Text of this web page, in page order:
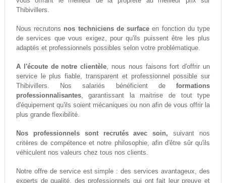
Thibivillers.
Nous recrutons nos techniciens de surface en fonction du type
de services que vous exigez, pour qu'ils puissent être les plus
adaptés et professionnels possibles selon votre problématique.
A l'écoute de notre clientèle, nous nous faisons fort d'offrir un
service le plus fiable, transparent et professionnel possible sur
Thibivillers. Nos salariés bénéficient deformations
professionnalisantes, garantissant la maitrise de tout type
d'équipement qu'ils soient mécaniques ou non afin de vous offrir la
plus grande flexibilité.
Nos professionnels sont recrutés avec soin, suivant nos
critères de compétence et notre philosophie, afin d'être sûr qu'ils
véhiculent nos valeurs chez tous nos clients.
Notre offre de service est simple : des services avantageux, des
experts de qualité, des professionnels qui ont fait leur preuve et